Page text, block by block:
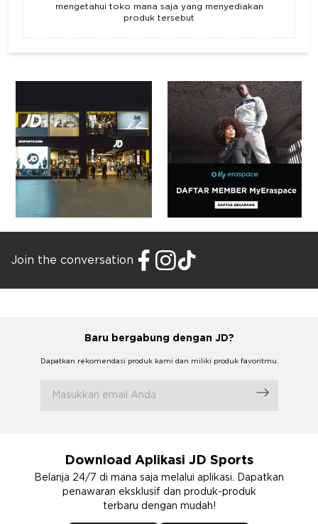
mengetahui toko mana saja yang menyediakan
produk tersebut
Join the conversation
Baru bergabung dengan JD?
Dapatkan rekomendasi produk kami dan miliki produk favoritmu.
Download Aplikasi JD Sports
Belanja 24/7 di mana saja melalui aplikasi. Dapatkan
penawaran eksklusif dan produk-produk
terbaru dengan mudah!